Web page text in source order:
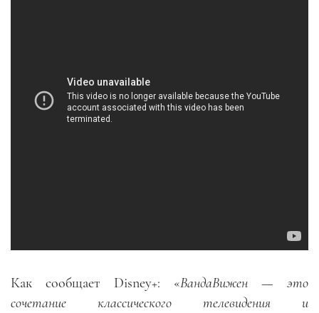
Как сообщает Disney+: «ВандаВижен — это
сочетание классического телевидения и